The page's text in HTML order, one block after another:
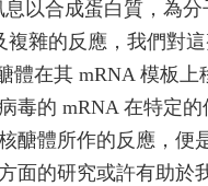
以合成蛋白質，為
雜的反應，我們對
體在其 mRNA 模板
毒的 mRNA 在特定
醣體所作的反應，
面的研究或許有助於